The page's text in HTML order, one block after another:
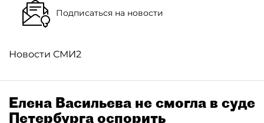
Подписаться на новости
Новости СМИ2
Елена Васильева не смогла в суде
Петербурга оспорить